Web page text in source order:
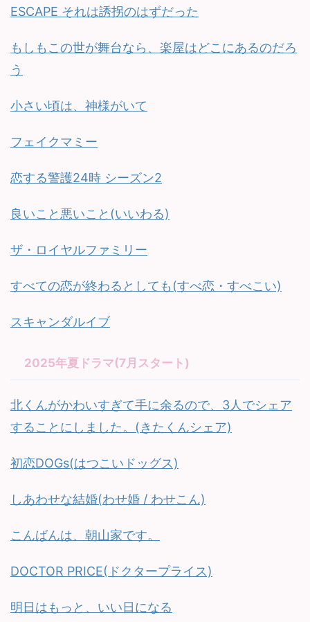
ESCAPE それは誘拐のはずだった
もしもこの世が舞台なら、楽屋はどこにあるのだろ
う
小さい頃は、神様がいて
フェイクマミー
恋する警護24時 シーズン2
良いこと悪いこと(いいわる)
ザ・ロイヤルファミリー
すべての恋が終わるとしても(すべ恋・すべこい)
スキャンダルイブ
2025年夏ドラマ(7月スタート)
北くんがかわいすぎて手に余るので、3人でシェア
することにしました。(きたくんシェア)
初恋DOGs(はつこいドッグス)
しあわせな結婚(わせ婚 / わせこん)
こんばんは、朝山家です。
DOCTOR PRICE(ドクタープライス)
明日はもっと、いい日になる